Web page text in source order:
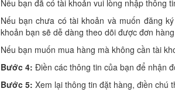
Nếu bạn đã có tài khoản vui lòng nhập thông
Nếu bạn chưa có tài khoản và muốn đăng
khoản bạn sẽ dễ dàng theo dõi được đơn
Nếu bạn muốn mua hàng mà không cần tài
Bước 4: Điền các thông tin của bạn để nhận
Bước 5: Xem lại thông tin đặt hàng, điền chú